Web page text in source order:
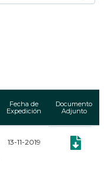
Fecha de
Expedición
Documento
Adjunto
13-11-2019